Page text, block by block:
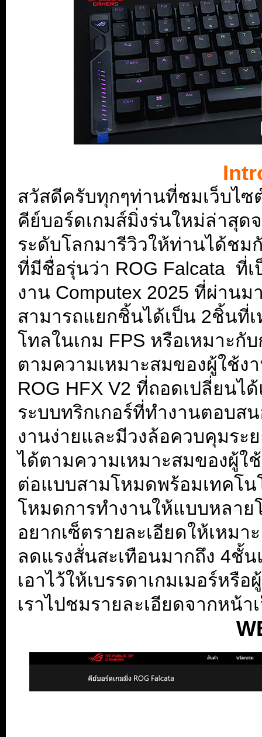
สวัสดีครับทุกๆท่านที่ชมเว็บไซ
คีย์บอร์ดเกมส์มิ่งร่นใหม่ล่าสุ
ระดับโลกมารีวิวให้ท่านได้ช
ที่มีชื่อรุ่นว่า ROG Falcata ที่เ
งาน Computex 2025 ที่ผ่าน
สามารถแยกชิ้นได้เป็น 2ชิ้นที่
โทลในเกม FPS หรือเหมาะกั
ตามความเหมาะสมของผู้ใช้ง
ROG HFX V2 ที่ถอดเปลี่ยนไ
ระบบทริกเกอร์ที่ทำงานตอบส
งานง่ายและมีวงล้อควบคุมร
ได้ตามความเหมาะสมของผู้ใ
ต่อแบบสามโหมดพร้อมเทคโน
โหมดการทำงานให้แบบหลาย
อยากเซ็ตรายละเอียดให้เหม
ลดแรงสั่นสะเทือนมากถึง 4ชั้
เอาไว้ให้เบรรดาเกมเมอร์หรื
เราไปชมรายละเอียดจากหน้